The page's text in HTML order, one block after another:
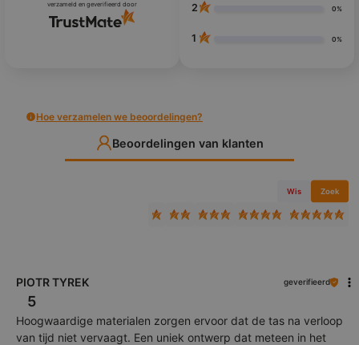
verzameld en geverifieerd door 2 0%
1 0%
Hoe verzamelen we beoordelingen?
Beoordelingen van klanten
Wis Zoek
PIOTR TYREK geverifieerd
5
Hoogwaardige materialen zorgen ervoor dat de tas na verloop
van tijd niet vervaagt. Een uniek ontwerp dat meteen in het